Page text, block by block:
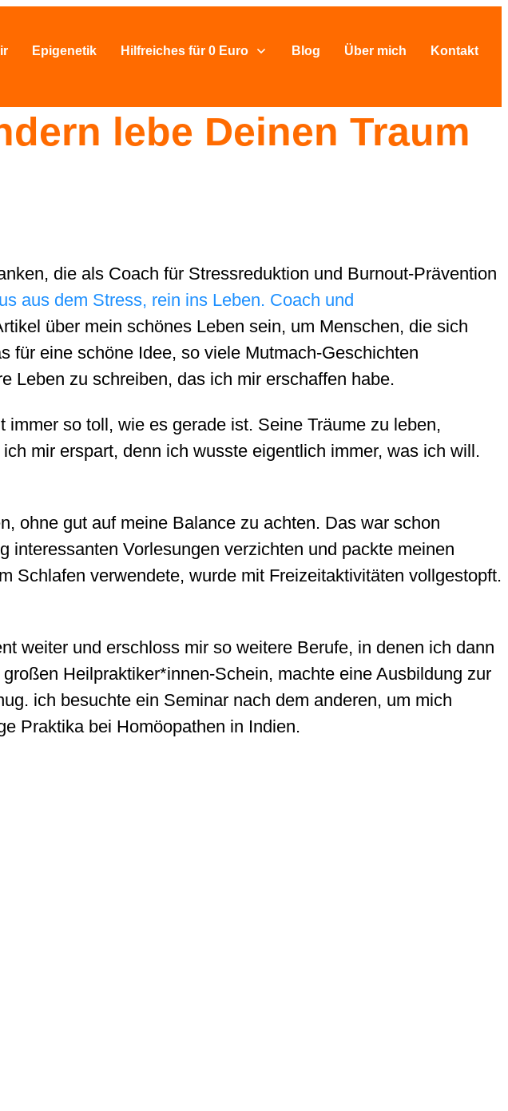
Epigenetik Hilfreiches für 0 Euro Blog Über mich Kontakt
lebe Deinen Traum
die als Coach für Stressreduktion und Burnout-Prävention
aus dem Stress, rein ins Leben. Coach und
über mein schönes Leben sein, um Menschen, die sich
für eine schöne Idee, so viele Mutmach-Geschichten
Leben zu schreiben, das ich mir erschaffen habe.
so toll, wie es gerade ist. Seine Träume zu leben,
mir erspart, denn ich wusste eigentlich immer, was ich will.
ohne gut auf meine Balance zu achten. Das war schon
Vorlesungen verzichten und packte meinen
Schlafen verwendete, wurde mit Freizeitaktivitäten vollgestopft.
weiter und erschloss mir so weitere Berufe, in denen ich dann
Heilpraktiker*innen-Schein, machte eine Ausbildung zur
ich besuchte ein Seminar nach dem anderen, um mich
Praktika bei Homöopathen in Indien.